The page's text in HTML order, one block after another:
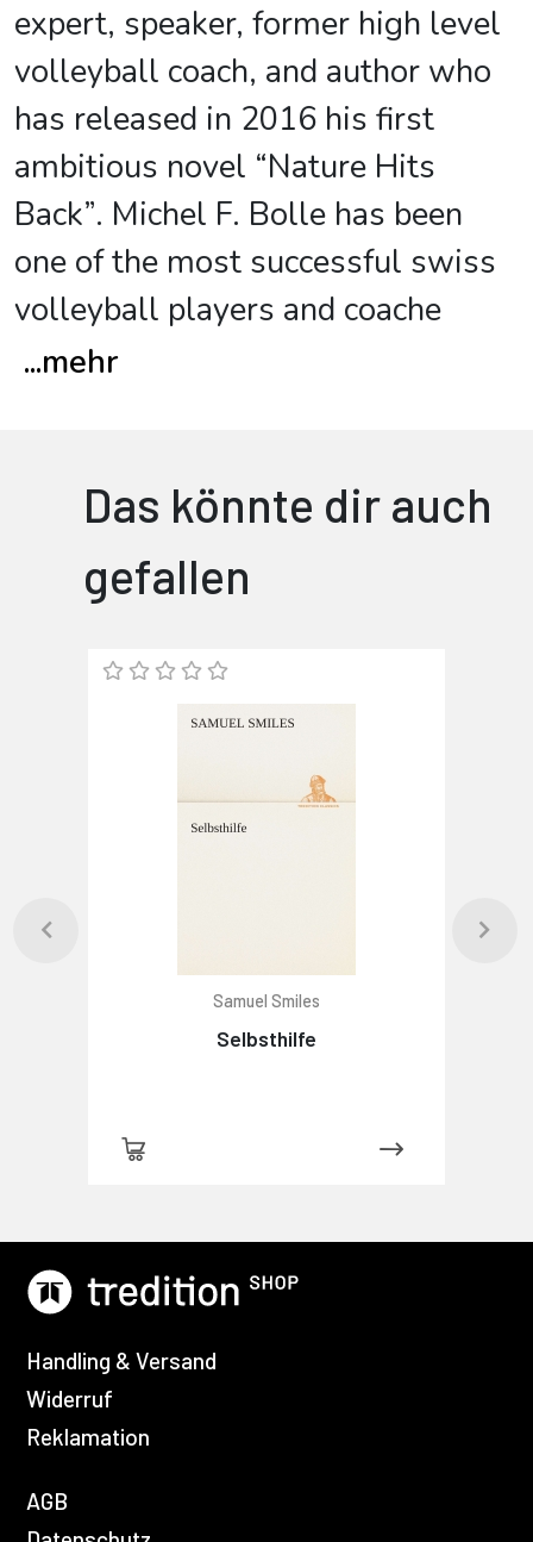
expert, speaker, former high level
volleyball coach, and author who
has released in 2016 his first
ambitious novel “Nature Hits
Back”. Michel F. Bolle has been
one of the most successful swiss
volleyball players and coache
...mehr
Das könnte dir auch
gefallen
Samuel Smiles
Selbsthilfe
Handling & Versand
Widerruf
Reklamation
AGB